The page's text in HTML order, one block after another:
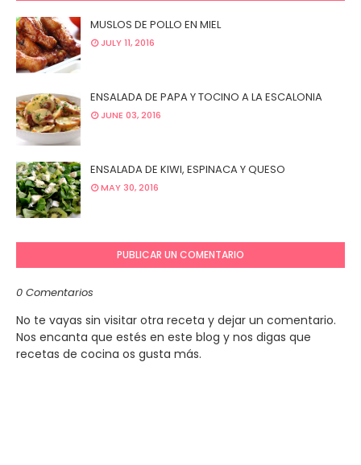
MUSLOS DE POLLO EN MIEL
JULY 11, 2016
ENSALADA DE PAPA Y TOCINO A LA ESCALONIA
JUNE 03, 2016
ENSALADA DE KIWI, ESPINACA Y QUESO
MAY 30, 2016
PUBLICAR UN COMENTARIO
0 Comentarios
No te vayas sin visitar otra receta y dejar un comentario.
Nos encanta que estés en este blog y nos digas que
recetas de cocina os gusta más.